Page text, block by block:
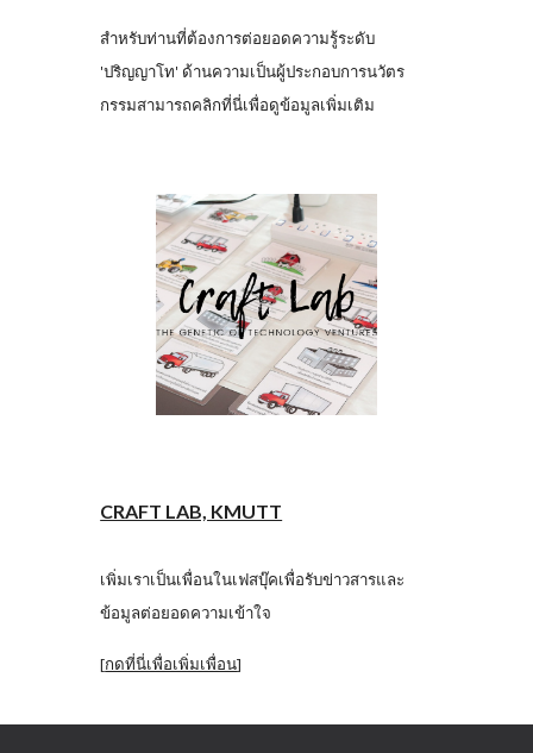
สำหรับท่านที่ต้องการต่อยอดความรู้ระดับ
'ปริญญาโท' ด้านความเป็นผู้ประกอบการนวัตร
กรรมสามารถคลิกที่นี่เพื่อดูข้อมูลเพิ่มเติม
CRAFT LAB, KMUTT
เพิ่มเราเป็นเพื่อนในเฟสบุ๊คเพื่อรับข่าวสารและ
ข้อมูลต่อยอดความเข้าใจ
[กดที่นี่เพื่อเพิ่มเพื่อน]